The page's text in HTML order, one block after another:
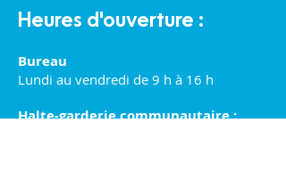
Heures d'ouverture :
Bureau
Lundi au vendredi de 9 h à 16 h
Halte-garderie communautaire :